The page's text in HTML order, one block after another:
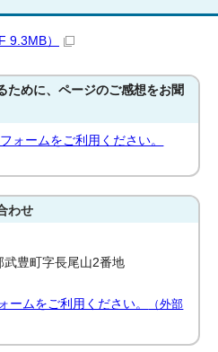
9.3MB）
ために、ページのご感想をお聞
ォームをご利用ください。
わせ
豊町字長尾山2番地
ームをご利用ください。
（外部